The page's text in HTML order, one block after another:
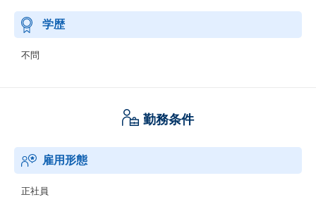
学歴
不問
勤務条件
雇用形態
正社員